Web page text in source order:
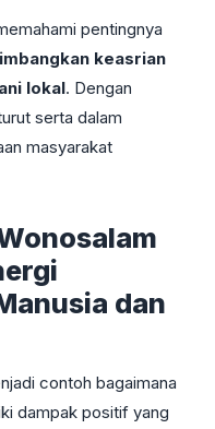
pentingnya
keasrian
lokal. Dengan
serta dalam
masyarakat
dan
contoh bagaimana
dampak positif yang